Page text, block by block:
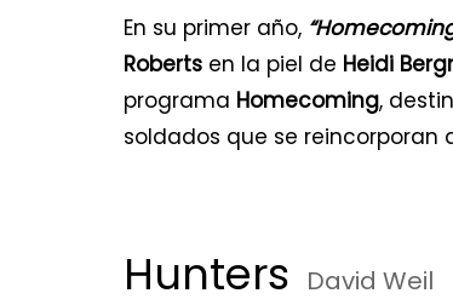
En su primer año,
Roberts en la piel de Heidi
programa Homecoming,
soldados que se reincorporan
Hunters David Weil